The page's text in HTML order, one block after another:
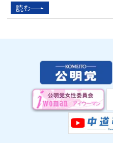
読む